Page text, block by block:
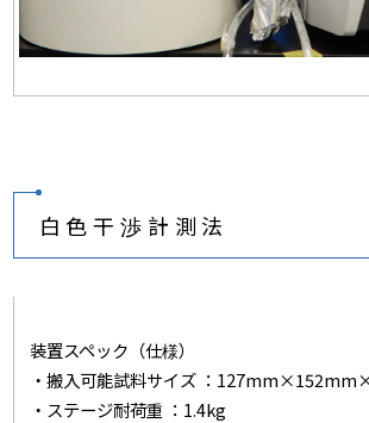
白色干渉計測法
装置スペック（仕様）
・搬入可能試料サイズ ：
・ステージ耐荷重 ：1.4kg